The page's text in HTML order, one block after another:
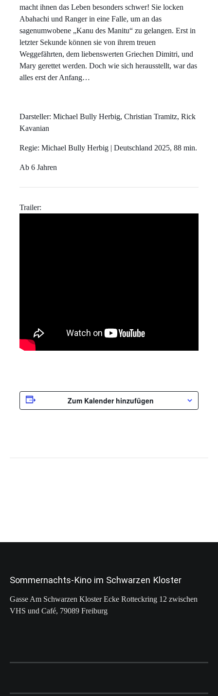
macht ihnen das Leben besonders schwer! Sie locken
Abahachi und Ranger in eine Falle, um an das
sagenumwobene „Kanu des Manitu“ zu gelangen. Erst in
letzter Sekunde können sie von ihrem treuen
Weggefährten, dem liebenswerten Griechen Dimitri, und
Mary gerettet werden. Doch wie sich herausstellt, war das
alles erst der Anfang…
Darsteller: Michael Bully Herbig, Christian Tramitz, Rick
Kavanian
Regie: Michael Bully Herbig | Deutschland 2025, 88 min.
Ab 6 Jahren
Trailer:
Zum Kalender hinzufügen
Sommernachts-Kino im Schwarzen Kloster
Gasse Am Schwarzen Kloster Ecke Rotteckring 12 zwischen
VHS und Café, 79089 Freiburg